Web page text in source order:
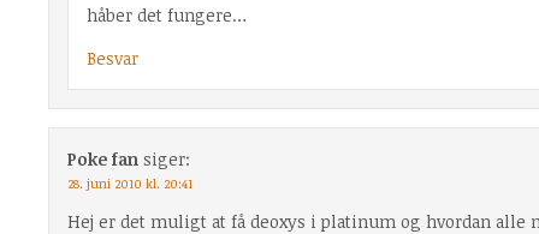
håber det fungere…
Besvar
Poke fan siger:
28. juni 2010 kl. 20:41
Hej er det muligt at få deoxys i platinum og hvordan alle